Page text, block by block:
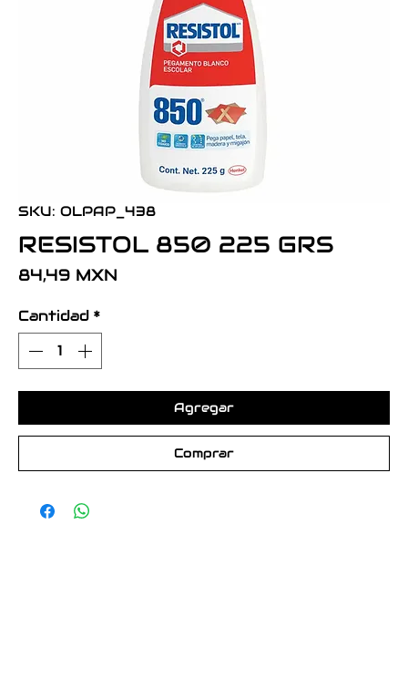
SKU: OLPAP_438
RESISTOL 850 225 GRS
84,49 MXN
Cantidad *
Agregar
Comprar